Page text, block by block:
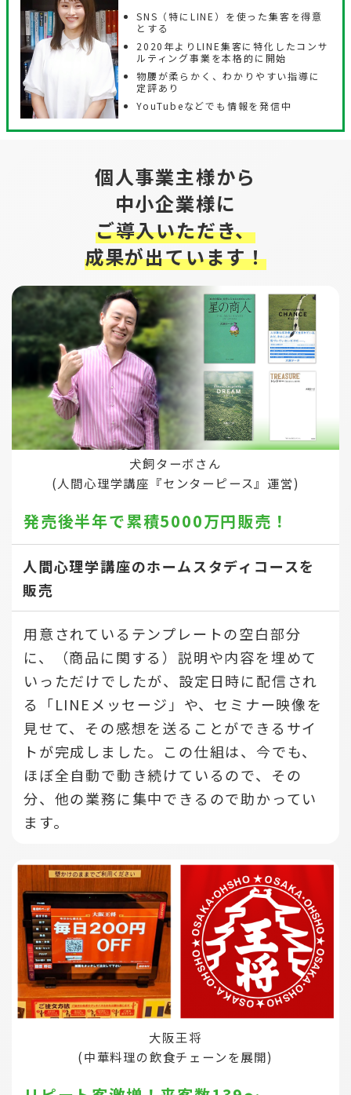
SNS（特にLINE）を使った集客を得意
とする
2020年よりLINE集客に特化したコンサ
ルティング事業を本格的に開始
物腰が柔らかく、わかりやすい指導に
定評あり
YouTubeなどでも情報を発信中
個人事業主様から
中小企業様に
ご導入いただき、
成果が出ています！
犬飼ターボさん
(人間心理学講座『センターピース』運営)
発売後半年で累積5000万円販売！
人間心理学講座のホームスタディコースを
販売
用意されているテンプレートの空白部分
に、（商品に関する）説明や内容を埋めて
いっただけでしたが、設定日時に配信され
る「LINEメッセージ」や、セミナー映像を
見せて、その感想を送ることができるサイ
トが完成しました。この仕組は、今でも、
ほぼ全自動で動き続けているので、その
分、他の業務に集中できるので助かってい
ます。
大阪王将
(中華料理の飲食チェーンを展開)